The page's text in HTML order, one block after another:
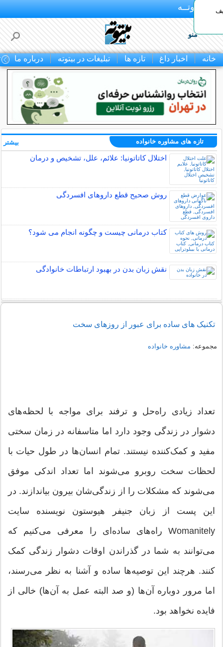
بـیتوتــه
منو
خانه اخبار داغ تازه ها تبلیغات در بیتوته درباره ما
تازه های مشاوره خانواده
اختلال کاتاتونیا: علائم، علل، تشخیص و درمان
روش صحیح قطع داروهای افسردگی
کتاب درمانی چیست و چگونه انجام می شود؟
نقش زبان بدن در بهبود ارتباطات خانوادگی
بیشتر
تکنیک های ساده برای عبور از روزهای سخت
مجموعه: مشاوره خانواده
تعداد زیادی راه‌حل و ترفند برای مواجه با لحظه‌های
دشوار در زندگی وجود دارد اما متاسفانه در زمان سختی
مفید و کمک‌کننده نیستند. تمام انسان‌ها در طول حیات با
لحظات سخت روبرو می‌شوند اما تعداد اندکی موفق
می‌شوند که مشکلات را از زندگی‌شان بیرون بیاندازند. در
این پست از زبان جنیفر هیوستون نویسنده سایت
Womanitely راه‌های ساده‌ای را معرفی می‌کنیم که
می‌توانند به شما در گذراندن اوقات دشوار زندگی کمک
کنند. هرچند این توصیه‌ها ساده و آشنا به نظر می‌رسند،
اما مرور دوباره آن‌ها (و صد البته عمل به آن‌ها) خالی از
فایده نخواهد بود.